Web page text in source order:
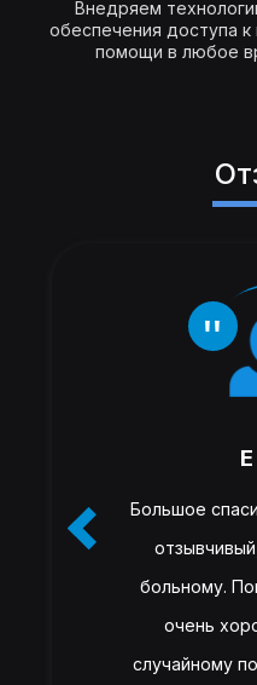
Внедряем
обеспечения доступа
помощи в любое
Большое
больному.
очень
случайному